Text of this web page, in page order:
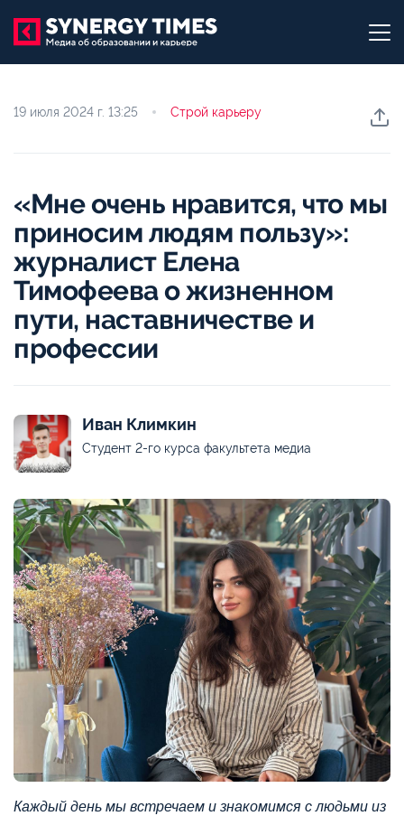
19 июля 2024 г. 13:25 Строй карьеру
«Мне очень нравится, что мы
приносим людям пользу»:
журналист Елена
Тимофеева о жизненном
пути, наставничестве и
профессии
Иван Климкин
Студент 2-го курса факультета медиа
Каждый день мы встречаем и знакомимся с людьми из